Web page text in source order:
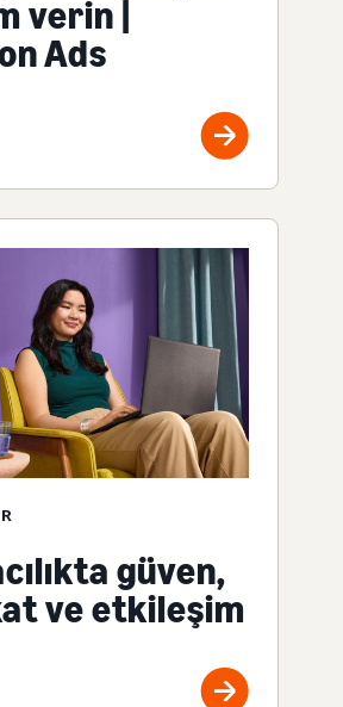
verin |
Ads
güven,
ve etkileşim